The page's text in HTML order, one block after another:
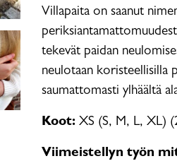
Villapaita on saanut
tekevät paidan
neulotaan koristeellisilla
saumattomasti ylhäältä
Koot: XS (S, M, L, XL)
Viimeistellyn työn